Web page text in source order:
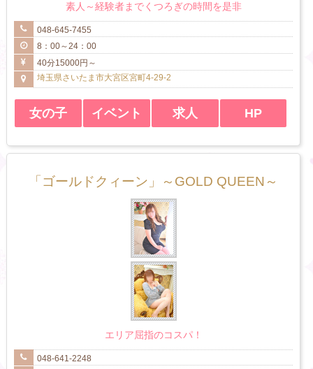
素人～経験者までくつろぎの時間を是非
048-645-7455
8：00～24：00
40分15000円～
埼玉県さいたま市大宮区宮町4-29-2
女の子 イベント 求人 HP
「ゴールドクィーン」～GOLD QUEEN～
エリア屈指のコスパ！
048-641-2248